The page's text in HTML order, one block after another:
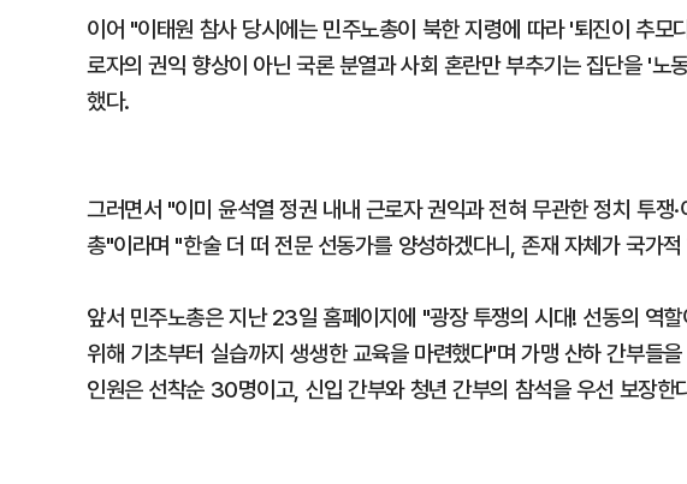
이어 "이태원 참사 당시에는 민주노총이 북한 지령에 따라 '퇴진이 추
로자의 권익 향상이 아닌 국론 분열과 사회 혼란만 부추기는 집단을 '노
했다.
그러면서 "이미 윤석열 정권 내내 근로자 권익과 전혀 무관한 정치 투쟁
총"이라며 "한술 더 떠 전문 선동가를 양성하겠다니, 존재 자체가 국가
앞서 민주노총은 지난 23일 홈페이지에 "광장 투쟁의 시대! 선동의 역
위해 기초부터 실습까지 생생한 교육을 마련했다"며 가맹 산하 간부들
인원은 선착순 30명이고, 신입 간부와 청년 간부의 참석을 우선 보장한